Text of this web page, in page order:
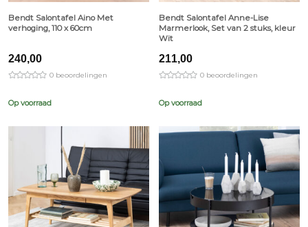
Bendt Salontafel Aino Met
verhoging, 110 x 60cm
240,00
0 beoordelingen
Op voorraad
Bendt Salontafel Anne-Lise
Marmerlook, Set van 2 stuks, kleur
Wit
211,00
0 beoordelingen
Op voorraad